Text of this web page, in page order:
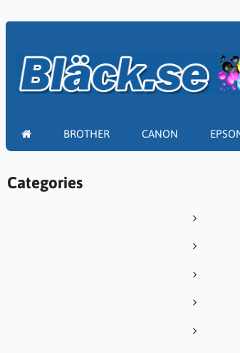
BROTHER CANON
Categories